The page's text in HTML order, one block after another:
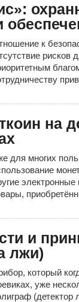
к
рисков
на
для многих
и
лжи)
который
уже
(детектор